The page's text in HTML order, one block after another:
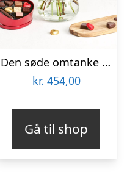
Den søde omtanke med hjerte med chokolade
kr. 454,00
Gå til shop